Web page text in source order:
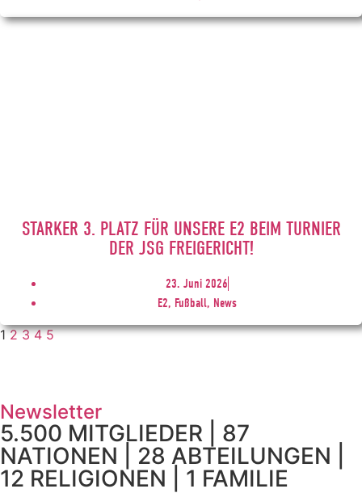
STARKER 3. PLATZ FÜR UNSERE E2 BEIM TURNIER
DER JSG FREIGERICHT!
23. Juni 2026
E2, Fußball, News
1 2 3 4 5
Newsletter
5.500 MITGLIEDER | 87
NATIONEN | 28 ABTEILUNGEN |
12 RELIGIONEN | 1 FAMILIE